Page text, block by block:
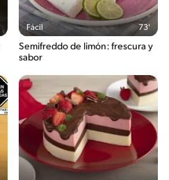
Fácil 73'
Semifreddo de limón: frescura y
sabor